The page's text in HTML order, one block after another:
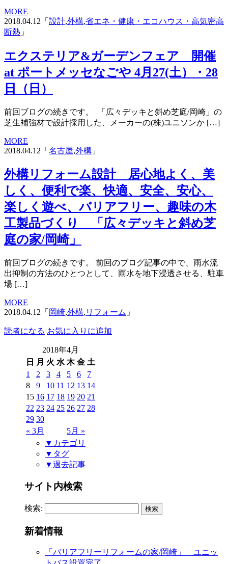
MORE
2018.04.12「 設計,外構,省エネ・健康・エコハウス・高気密高
断熱 」
エクステリア&ガーデンフェア 開催
at ポートメッセなごや 4月27(土）・28
日（日）
前回ブログの続きです。 「広々デッキと斜め芝庭/岡崎」の
芝生補強材で設計採用した、メーカーの(株)ユニソンか […]
MORE
2018.04.12「 名古屋,外構 」
外構リフォーム設計 居心地よく、美
しく、便利で楽、快適、安全、安心、
楽しく遊べ、バリアフリー、趣味の木
工製品づくり 「広々デッキと斜め芝
庭の家/岡崎」
前回ブログの続きです。 前回のブログ記事の中で、雨水流
出抑制の方法のひとつとして、雨水を地下浸透させる、駐車
場 […]
MORE
2018.04.12「 岡崎,外構, リフォーム 」
読者になる お気に入りに追加
2018年4月
日
月 火 水 木 金 土
« 3月 5月 »
1 2 3 4 5 6
7
8
9 10 11 12 13 14
15 16 17 18 19 20 21
22 23 24 25 26 27 28
29 30
▼カテゴリ
▼タグ
▼過去記事
サイト内検索
検索:
新着情報
「バリアフリーリフォームの家/岡崎」 ユニッ